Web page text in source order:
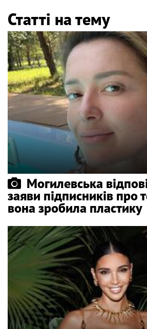
Статті на тему
Могилевська
заяви підписників про
вона зробила пластику